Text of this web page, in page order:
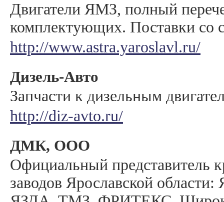
Двигатели ЯМЗ, полный
комплектующих. Поставки со
http://www.astra.yaroslavl.ru/
Дизель-Авто
Запчасти к дизельным
http://diz-avto.ru/
ДМК, ООО
Официальный представитель
заводов Ярославской